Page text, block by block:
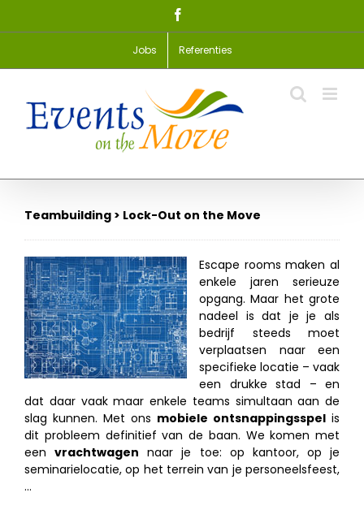
Jobs Referenties
Teambuilding > Lock-Out on the Move
Escape rooms maken al
enkele jaren serieuze
opgang. Maar het grote
nadeel is dat je je als
bedrijf steeds moet
verplaatsen naar een
specifieke locatie – vaak
een drukke stad – en
dat daar vaak maar enkele teams simultaan aan de
slag kunnen. Met ons mobiele ontsnappingsspel is
dit probleem definitief van de baan. We komen met
eenvrachtwagen naar je toe: op kantoor, op je
seminarielocatie, op het terrein van je personeelsfeest,
…